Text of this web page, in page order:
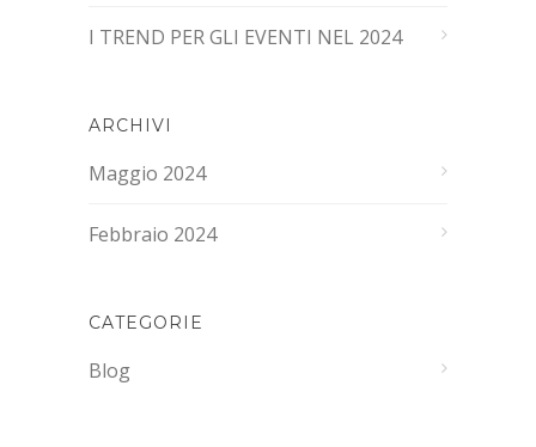
I TREND PER GLI EVENTI NEL 2024
ARCHIVI
Maggio 2024
Febbraio 2024
CATEGORIE
Blog